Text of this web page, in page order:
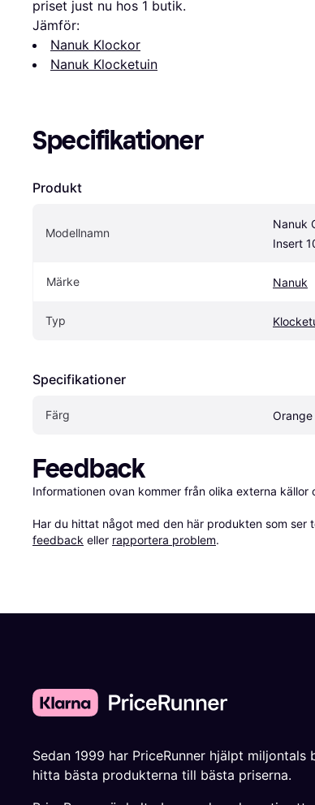
priset just nu hos 1 butik.
Jämför:
Nanuk Klockor
Nanuk Klocketuin
Specifikationer
Produkt
Modellnamn
Nanuk
Insert
Märke Nanuk
Typ
Specifikationer
Färg Orange
Feedback
Informationen ovan kommer från olika externa
Har du hittat något med den här produkten som
feedback eller rapportera problem.
Sedan 1999 har PriceRunner hjälpt miljontals
hitta bästa produkterna till bästa priserna.